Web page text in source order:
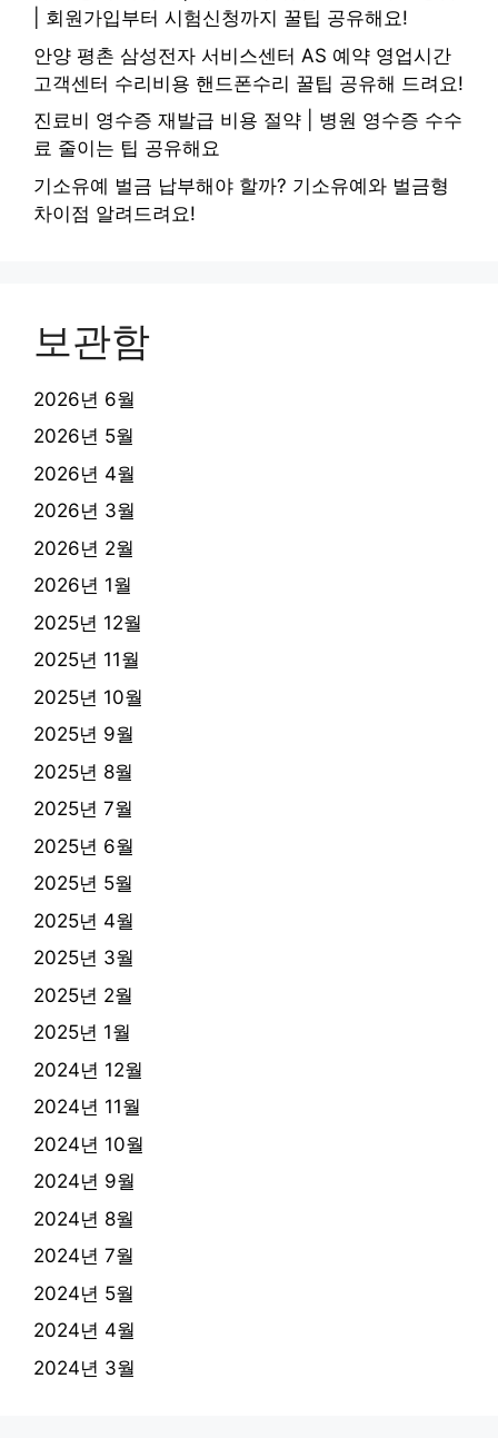
| 회원가입부터 시험신청까지 꿀팁 공유해요!
안양 평촌 삼성전자 서비스센터 AS 예약 영업시간
고객센터 수리비용 핸드폰수리 꿀팁 공유해 드려요!
진료비 영수증 재발급 비용 절약 | 병원 영수증 수수
료 줄이는 팁 공유해요
기소유예 벌금 납부해야 할까? 기소유예와 벌금형
차이점 알려드려요!
보관함
2026년 6월
2026년 5월
2026년 4월
2026년 3월
2026년 2월
2026년 1월
2025년 12월
2025년 11월
2025년 10월
2025년 9월
2025년 8월
2025년 7월
2025년 6월
2025년 5월
2025년 4월
2025년 3월
2025년 2월
2025년 1월
2024년 12월
2024년 11월
2024년 10월
2024년 9월
2024년 8월
2024년 7월
2024년 5월
2024년 4월
2024년 3월